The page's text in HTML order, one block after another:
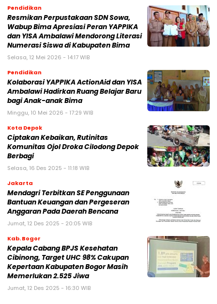
Pendidikan
Resmikan Perpustakaan SDN Sowa,
Wabup Bima Apresiasi Peran YAPPIKA
dan YISA Ambalawi Mendorong Literasi
Numerasi Siswa di Kabupaten Bima
Selasa, 12 Mei 2026 - 14:17 WIB
Pendidikan
Kolaborasi YAPPIKA ActionAid dan YISA
Ambalawi Hadirkan Ruang Belajar Baru
bagi Anak-anak Bima
Minggu, 10 Mei 2026 - 17:29 WIB
Kota Depok
Ciptakan Kebaikan, Rutinitas
Komunitas Ojol Droka Cilodong Depok
Berbagi
Selasa, 16 Des 2025 - 11:18 WIB
Jakarta
Mendagri Terbitkan SE Penggunaan
Bantuan Keuangan dan Pergeseran
Anggaran Pada Daerah Bencana
Jumat, 12 Des 2025 - 20:05 WIB
Kab. Bogor
Kepala Cabang BPJS Kesehatan
Cibinong, Target UHC 98% Cakupan
Kepertaan Kabupaten Bogor Masih
Memerlukan 2.525 Jiwa
Jumat, 12 Des 2025 - 16:30 WIB